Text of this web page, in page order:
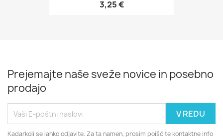
3,25 €
Prejemajte naše sveže novice in posebno
prodajo
Kadarkoli se lahko odjavite. Za ta namen, prosim poiščite kontaktne info